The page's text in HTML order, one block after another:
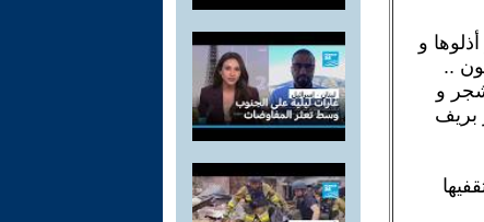
و
كالحشرات من 15 مليون إلى 90 مليون ..
و
بريف